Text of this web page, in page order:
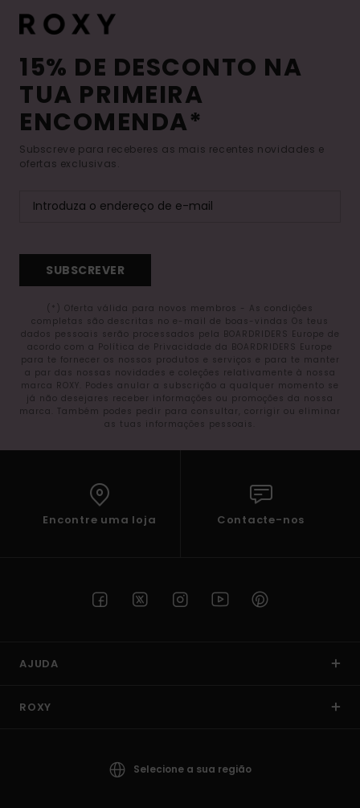
15% DE DESCONTO NA
TUA PRIMEIRA
ENCOMENDA*
Subscreve para receberes as mais recentes novidades e
ofertas exclusivas.
SUBSCREVER
(*) Oferta válida para novos membros - As condições
completas são descritas no e-mail de boas-vindas Os teus
dados pessoais serão processados pela BOARDRIDERS Europe de
acordo com a Política de Privacidade da BOARDRIDERS Europe
para te fornecer os nossos produtos e serviços e para te manter
a par das nossas novidades e coleções relativamente à nossa
marca ROXY. Podes anular a subscrição a qualquer momento se
já não desejares receber informações ou promoções da nossa
marca. Também podes pedir para consultar, corrigir ou eliminar
as tuas informações pessoais.
Encontre uma loja Contacte-nos
AJUDA
ROXY
Selecione a sua região